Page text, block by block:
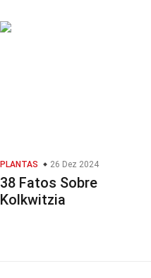
PLANTAS 26 Dez 2024
38 Fatos Sobre
Kolkwitzia